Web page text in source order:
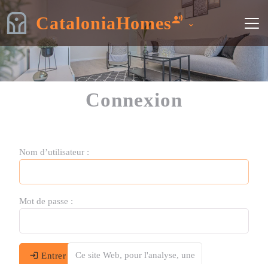
CataloniaHomes
Connexion
Nom d’utilisateur :
Mot de passe :
Entrer
Ce site Web, pour l'analyse, une